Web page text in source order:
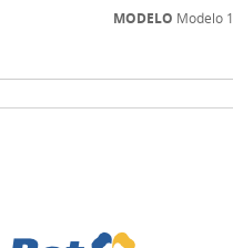
MODELO Modelo 1